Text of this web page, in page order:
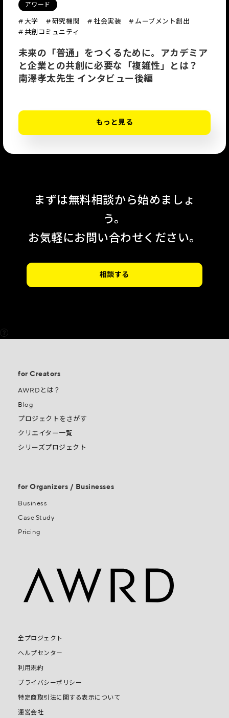
アワード
# 大学 # 研究機関 # 社会実装
# ムーブメント創出
# 共創コミュニティ
未来の「普通」をつくるために。アカデミア
と企業との共創に必要な「複雑性」とは？
南澤孝太先生 インタビュー後編
もっと見る
まずは無料相談から始めましょ
う。
お気軽にお問い合わせください。
相談する
for Creators
AWRDとは？
Blog
プロジェクトをさがす
クリエイター一覧
シリーズプロジェクト
for Organizers / Businesses
Business
Case Study
Pricing
全プロジェクト
ヘルプセンター
利用規約
プライバシーポリシー
特定商取引法に関する表示について
運営会社